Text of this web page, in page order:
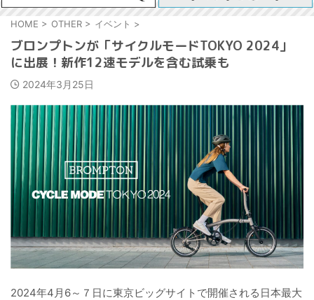
HOME > OTHER > イベント >
ブロンプトンが「サイクルモードTOKYO 2024」
に出展！新作12速モデルを含む試乗も
2024年3月25日
2024年4月6～７日に東京ビッグサイトで開催される日本最大